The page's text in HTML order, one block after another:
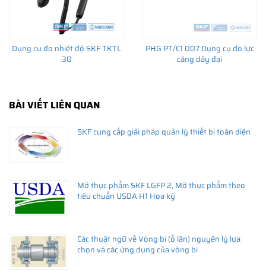
Máy gia nhiệt TIH 100M/230V: Máy gia nhiệt
cảm ứng loại trung bình
Tài liệu hướng dẫn sử dụng thông số kỹ thuật
máy gia nhiệt SKF TIH 100M/230V
- Công suất 3,6 kVA, khối lượng vòng bi tối đa 120kg (d=20-400
mm)
Dụng cụ đo nhiệt độ SKF TKTL
30
PHG PT/C1 007 Dụng cụ đo lực
căng dây đai
BÀI VIẾT LIÊN QUAN
SKF cung cấp giải pháp quản lý thiết bị toàn diện
Mỡ thực phẩm SKF LGFP 2, Mỡ thực phẩm theo
tiêu chuẩn USDA H1 Hoa kỳ
Các thuật ngữ về Vòng bi (ổ lăn) nguyên lý lựa
chọn và các ứng dụng của vòng bi